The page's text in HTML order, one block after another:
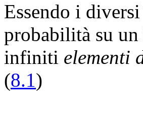
Essendo i
probabilità su
infiniti elementi
(8.1)